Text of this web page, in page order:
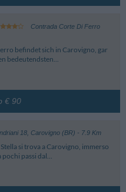
Contrada Corte Di Ferro
befindet sich in Carovigno, gar
bedeutendsten...
€ 90
18, Carovigno (BR) - 7.9 Km
si trova a Carovigno, immerso
passi dal...